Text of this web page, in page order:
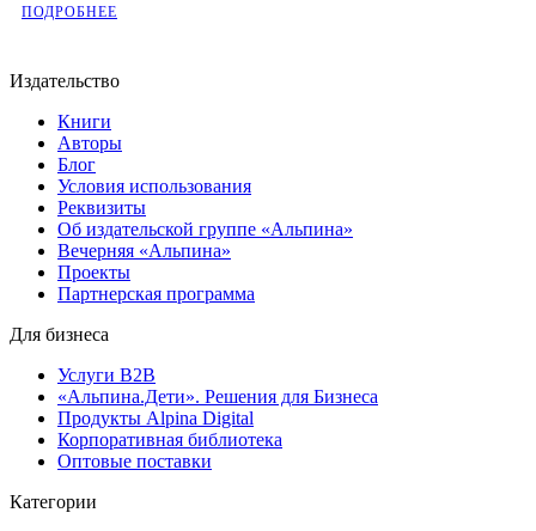
ПОДРОБНЕЕ
Издательство
Книги
Авторы
Блог
Условия использования
Реквизиты
Об издательской группе «Альпина»
Вечерняя «Альпина»
Проекты
Партнерская программа
Для бизнеса
Услуги B2B
«Альпина.Дети». Решения для Бизнеса
Продукты Alpina Digital
Корпоративная библиотека
Оптовые поставки
Категории